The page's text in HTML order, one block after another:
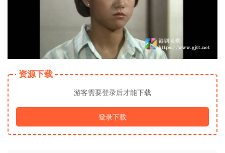
资源下载
游客需要登录后才能下载
登录下载